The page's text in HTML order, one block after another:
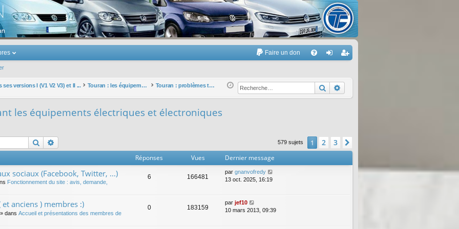
Touran
Faire un don
Q ne
xi
nr
eg
r
versions I (V1 V2 V3) et II ... Touran : les équipements électriques et électroniques Touran : problèmes touchant les équipements électriques et électroniques Rechercher
les équipements électriques et électroniques
Rechercher 579 sujets 1 2 3
Réponses Vues Dernier message
sociaux (Facebook, Twitter, ...)
Fonctionnement du site : avis, demande,
6 166481
par gnanvofredy
13 oct. 2025, 16:19
anciens ) membres :)
» dans Accueil et présentations des membres de
0 183159
par jef10
10 mars 2013, 09:39